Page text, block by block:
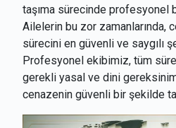
taşıma sürecinde profesyonel
Ailelerin bu zor zamanlarında,
sürecini en güvenli ve saygılı
Profesyonel ekibimiz, tüm
gerekli yasal ve dini
cenazenin güvenli bir şekilde